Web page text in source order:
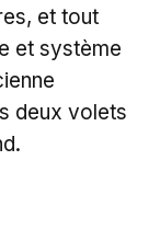
et tout
et système
deux volets